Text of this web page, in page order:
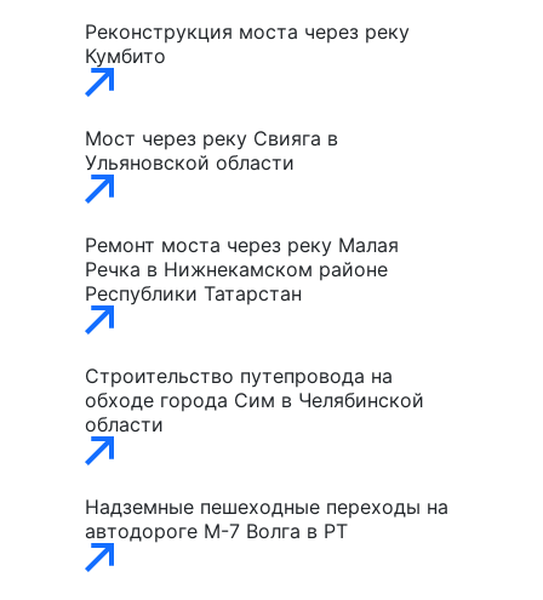
Реконструкция моста через реку
Кумбито
Мост через реку Свияга в
Ульяновской области
Ремонт моста через реку Малая
Речка в Нижнекамском районе
Республики Татарстан
Строительство путепровода на
обходе города Сим в Челябинской
области
Надземные пешеходные переходы на
автодороге М-7 Волга в РТ